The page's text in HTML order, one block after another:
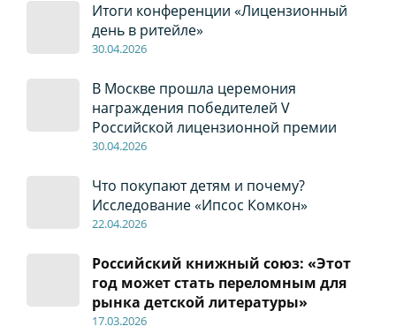
Итоги конференции «Лицензионный
день в ритейле»
30.04.2026
В Москве прошла церемония
награждения победителей V
Российской лицензионной премии
30.04.2026
Что покупают детям и почему?
Исследование «Ипсос Комкон»
22.04.2026
Российский книжный союз: «Этот
год может стать переломным для
рынка детской литературы»
17.03.2026